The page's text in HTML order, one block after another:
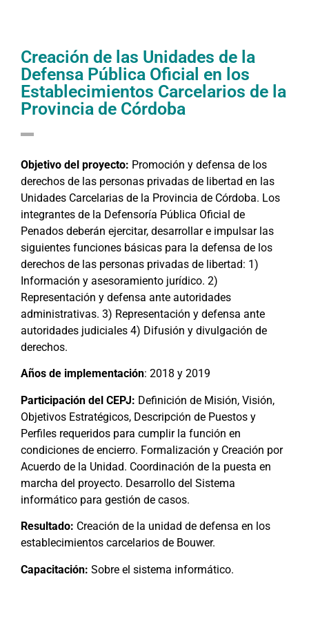
Creación de las Unidades de la
Defensa Pública Oficial en los
Establecimientos Carcelarios de la
Provincia de Córdoba
Objetivo del proyecto: Promoción y defensa de los
derechos de las personas privadas de libertad en las
Unidades Carcelarias de la Provincia de Córdoba. Los
integrantes de la Defensoría Pública Oficial de
Penados deberán ejercitar, desarrollar e impulsar las
siguientes funciones básicas para la defensa de los
derechos de las personas privadas de libertad: 1)
Información y asesoramiento jurídico. 2)
Representación y defensa ante autoridades
administrativas. 3) Representación y defensa ante
autoridades judiciales 4) Difusión y divulgación de
derechos.
Años de implementación: 2018 y 2019
Participación del CEPJ: Definición de Misión, Visión,
Objetivos Estratégicos, Descripción de Puestos y
Perfiles requeridos para cumplir la función en
condiciones de encierro. Formalización y Creación por
Acuerdo de la Unidad. Coordinación de la puesta en
marcha del proyecto. Desarrollo del Sistema
informático para gestión de casos.
Resultado: Creación de la unidad de defensa en los
establecimientos carcelarios de Bouwer.
Capacitación: Sobre el sistema informático.